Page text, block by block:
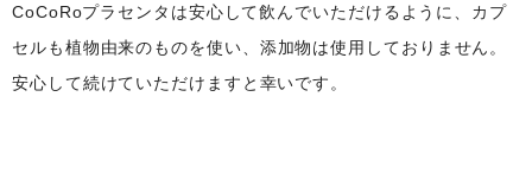
CoCoRoプラセンタは安心して飲んでいただけるように、 カプ
セルも植物由来のものを使い、 添加物は使用しておりません。
安心して続けていただけますと幸いです。